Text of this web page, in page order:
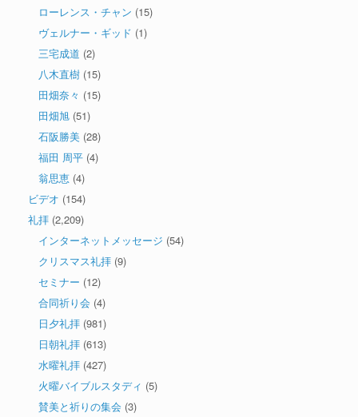
ローレンス・チャン (15)
ヴェルナー・ギッド (1)
三宅成道 (2)
八木直樹 (15)
田畑奈々 (15)
田畑旭 (51)
石阪勝美 (28)
福田 周平 (4)
翁思恵 (4)
ビデオ (154)
礼拝 (2,209)
インターネットメッセージ (54)
クリスマス礼拝 (9)
セミナー (12)
合同祈り会 (4)
日夕礼拝 (981)
日朝礼拝 (613)
水曜礼拝 (427)
火曜バイブルスタディ (5)
賛美と祈りの集会 (3)